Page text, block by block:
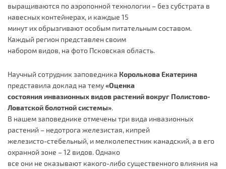
выращиваются по аэропонной технологии – без субстрата в
навесных контейнерах, и каждые 15
минут их обрызгивают особым питательным составом.
Каждый регион представлен своим
набором видов, на фото Псковская область.
Научный сотрудник заповедника Королькова Екатерина
представила доклад на тему«Оценка
состояния инвазионных видов растений вокруг Полистово-
Ловатской болотной системы».
В нашем заповеднике отмечены три вида инвазионных
растений – недотрога железистая, кипрей
железисто-стебельный, и мелколепестник канадский, а в его
охранной зоне – 12 видов. Однако
все они не оказывают какого-либо существенного влияния на